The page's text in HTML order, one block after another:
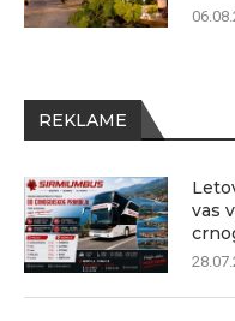
REKLAME
vas